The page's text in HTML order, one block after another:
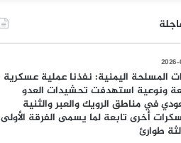
المسلحة اليمنية: نفذنا عملية عسكرية
ونوعية استهدفت تحشيدات العدو
في مناطق الرويك والعبر والثنية
أخرى تابعة لما يسمى الفرقة الأولى
طوارئ